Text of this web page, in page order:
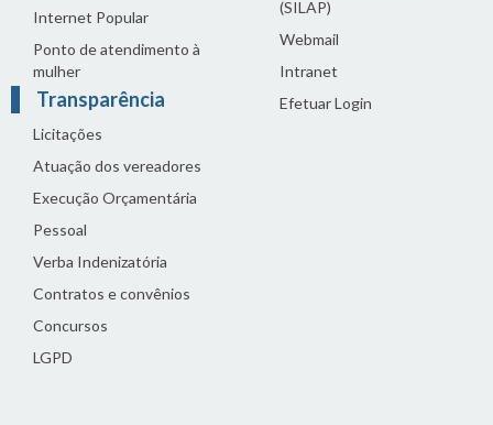
Internet Popular
Ponto de atendimento à
mulher
Transparência
Licitações
Atuação dos vereadores
Execução Orçamentária
Pessoal
Verba Indenizatória
Contratos e convênios
Concursos
LGPD
(SILAP)
Webmail
Intranet
Efetuar Login